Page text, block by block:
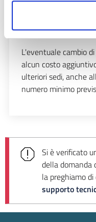
Sessione di
Sessione di
L'eventuale cambio
alcun costo
ulteriori sedi, anche
numero minimo
Si è verificato
della domanda
la preghiamo
supporto